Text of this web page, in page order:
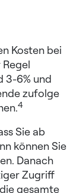
Kosten bei
3-6% und
zufolge
4
Sie ab
können Sie
Danach
Zugriff
gesamte